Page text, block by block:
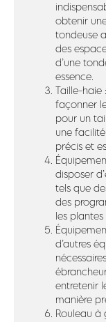
obtenir
tondeuse
des
d’une
essence.
Taille-haie
façonner
pour un
une
précis et
disposer
tels que
des
les
d’autres
entretenir
manière
Rouleau à